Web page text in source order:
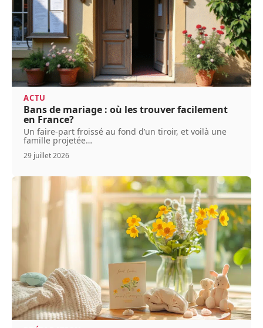
ACTU
Bans de mariage : où les trouver facilement
en France?
Un faire-part froissé au fond d’un tiroir, et voilà une
famille projetée…
29 juillet 2026